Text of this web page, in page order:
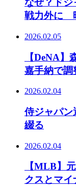
なぜ？ドジ
戦力外に
2026.02.05
【DeNA
嘉手納で調
2026.02.04
侍ジャパン
綴る
2026.02.04
【MLB】
クスとマ